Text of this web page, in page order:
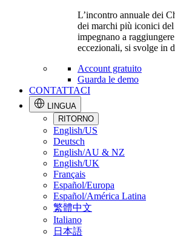
L’incontro annuale dei
dei marchi più iconici
impegnano a
eccezionali, si svolge in
Account gratuito
Guarda le demo
CONTATTACI
LINGUA
RITORNO
English/US
Deutsch
English/AU & NZ
English/UK
Français
Español/Europa
Español/América Latina
繁體中文
Italiano
日本語